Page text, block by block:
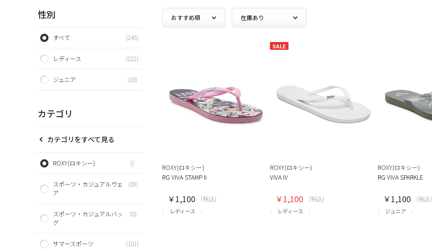
性別
すべて (245)
レディース (222)
ジュニア (10)
カテゴリ
カテゴリをすべて見る
ROXY(ロキシー) ()
スポーツ・カジュアルウェ
ア
(89)
スポーツ・カジュアルバッ
グ
(8)
サマースポーツ (101)
ROXY(ロキシー)
RG VIVA STAMP II
レディース
￥1,100 (税込)
SALE
ROXY(ロキシー)
VIVA IV
レディース
￥1,100 (税込)
ROXY(ロキシー)
RG VIVA SPARKLE
ジュニア
￥1,100 (税込)